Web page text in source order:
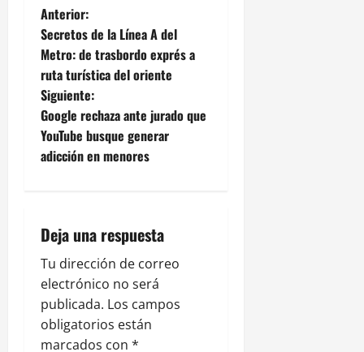
N
a
v
e
g
c
i
ó
n
Anterior:
Secretos de la Línea A del
Metro: de trasbordo exprés a
ruta turística del oriente
Siguiente:
Google rechaza ante jurado que
YouTube busque generar
adicción en menores
Deja una respuesta
Tu dirección de correo
electrónico no será
publicada. Los campos
obligatorios están
marcados con *